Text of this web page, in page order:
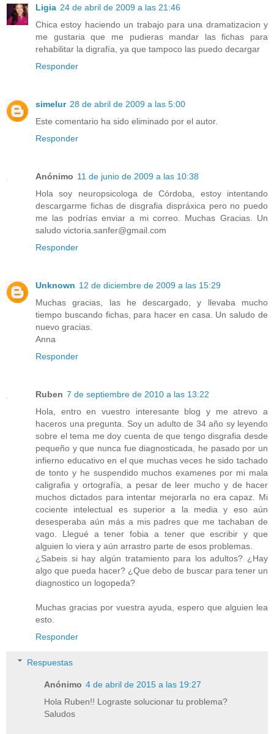
Ligia 24 de abril de 2009 a las 21:46
Chica estoy haciendo un trabajo para una dramatizacion y
me gustaria que me pudieras mandar las fichas para
rehabilitar la digrafía, ya que tampoco las puedo decargar
Responder
simelur 28 de abril de 2009 a las 5:00
Este comentario ha sido eliminado por el autor.
Responder
Anónimo 11 de junio de 2009 a las 10:38
Hola soy neuropsicologa de Córdoba, estoy intentando
descargarme fichas de disgrafia dispráxica pero no puedo
me las podrías enviar a mi correo. Muchas Gracias. Un
saludo victoria.sanfer@gmail.com
Responder
Unknown 12 de diciembre de 2009 a las 15:29
Muchas gracias, las he descargado, y llevaba mucho
tiempo buscando fichas, para hacer en casa. Un saludo de
nuevo gracias.
Anna
Responder
Ruben 7 de septiembre de 2010 a las 13:22
Hola, entro en vuestro interesante blog y me atrevo a
haceros una pregunta. Soy un adulto de 34 año sy leyendo
sobre el tema me doy cuenta de que tengo disgrafia desde
pequeño y que nunca fue diagnosticada, he pasado por un
infierno educativo en el que muchas veces he sido tachado
de tonto y he suspendido muchos examenes por mi mala
caligrafia y ortografía, a pesar de leer mucho y de hacer
muchos dictados para intentar mejorarla no era capaz. Mi
cociente intelectual es superior a la media y eso aún
desesperaba aún más a mis padres que me tachaban de
vago. Llegué a tener fobia a tener que escribir y que
alguien lo viera y aún arrastro parte de esos problemas.
¿Sabeis si hay algún tratamiento para los adultos? ¿Hay
algo que pueda hacer? ¿Que debo de buscar para tener un
diagnostico un logopeda?
Muchas gracias por vuestra ayuda, espero que alguien lea
esto.
Responder
Respuestas
Anónimo 4 de abril de 2015 a las 19:27
Hola Ruben!! Lograste solucionar tu problema?
Saludos